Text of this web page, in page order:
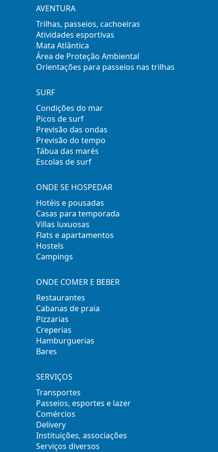
AVENTURA
Trilhas, passeios, cachoeiras
Atividades esportivas
Mata Atlântica
Área de Proteção Ambiental
Orientações para passeios nas trilhas
SURF
Condições do mar
Picos de surf
Previsão das ondas
Previsão do tempo
Tábua das marés
Escolas de surf
ONDE SE HOSPEDAR
Hotéis e pousadas
Casas para temporada
Villas luxuosas
Flats e apartamentos
Hostels
Campings
ONDE COMER E BEBER
Restaurantes
Cabanas de praia
Pizzarias
Creperias
Hamburguerias
Bares
SERVIÇOS
Transportes
Passeios, esportes e lazer
Comércios
Delivery
Instituições, associações
Serviços diversos